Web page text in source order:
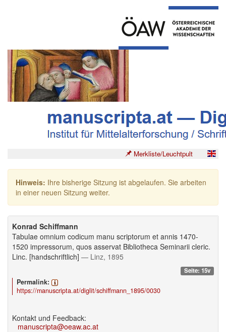
Merkliste/Leuchtpult
Hinweis: Ihre bisherige Sitzung ist abgelaufen. Sie arbeiten
in einer neuen Sitzung weiter.
Konrad Schiffmann
Tabulae omnium codicum manu scriptorum et annis 1470-
1520 impressorum, quos asservat Bibliotheca Seminarii cleric.
Linc. [handschriftlich] — Linz, 1895
Seite: 15v
Permalink:
https://manuscripta.at/diglit/schiffmann_1895/0030
Kontakt und Feedback:
manuscripta@oeaw.ac.at